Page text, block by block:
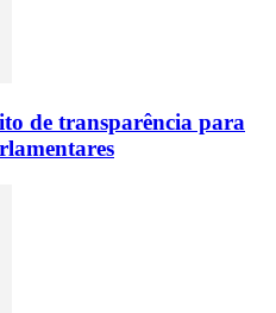
de transparência para